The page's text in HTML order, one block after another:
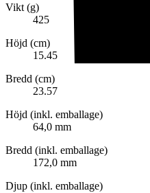
Vikt (g)
425
Höjd (cm)
15.45
Bredd (cm)
23.57
Höjd (inkl. emballage)
64,0 mm
Bredd (inkl. emballage)
172,0 mm
Djup (inkl. emballage)